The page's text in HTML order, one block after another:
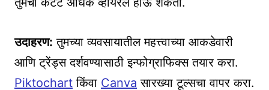
उदाहरण: तुमच्या व्यवसायातील महत्त्वाच्या आकडेवारी
आणि ट्रेंड्स दर्शवण्यासाठी इन्फोग्राफिक्स तयार करा.
Piktochart किंवा Canva सारख्या टूल्सचा वापर करा.